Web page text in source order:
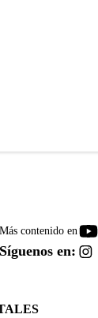
Más contenido en
Síguenos en: